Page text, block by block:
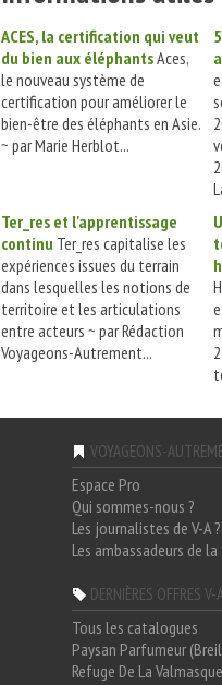
ACES, la certification qui veut
du bien aux éléphantsAces,
le nouveau système de
certification pour améliorer le
bien-être des éléphants en Asie.
~ par Marie Herblot...
Ter_res et l'apprentissage
continu Ter_res capitalise les
expériences issues du terrain
dans lesquelles les notions de
territoire et les articulations
entre acteurs ~ par Rédaction
Voyageons-Autrement...
VOYAGEONS-
Espace Pro
Qui sommes-nous ?
Les journalistes de V-A ?
Les ambassadeurs de
DERNIÈRES OFFRES
Tous les catalogues
Paysan Parfumeur
Refuge De La